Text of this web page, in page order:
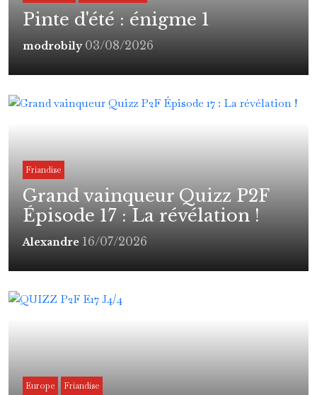
Pinte d'été : énigme 1
modrobily 03/08/2026
Friandise
Grand vainqueur Quizz P2F
Épisode 17 : La révélation !
Alexandre 16/07/2026
Europe Friandise